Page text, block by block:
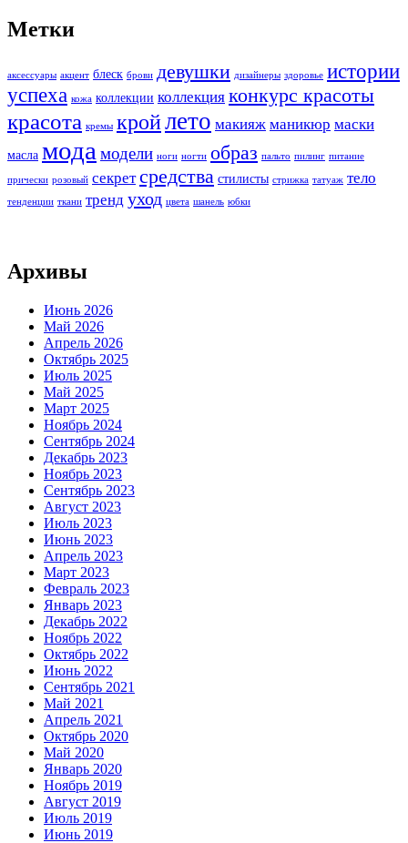
Метки
аксессуары акцент блеск брови девушки дизайнеры здоровье истории
успеха кожа коллекции коллекция конкурс красоты
красота кремы кройлето макияж маникюр маски
масла мода модели ноги ногти образ пальто пилинг питание
прически розовый секрет средства стилисты стрижка татуаж тело
тенденции ткани тренд уход цвета шанель юбки
Архивы
Июнь 2026
Май 2026
Апрель 2026
Октябрь 2025
Июль 2025
Май 2025
Март 2025
Ноябрь 2024
Сентябрь 2024
Декабрь 2023
Ноябрь 2023
Сентябрь 2023
Август 2023
Июль 2023
Июнь 2023
Апрель 2023
Март 2023
Февраль 2023
Январь 2023
Декабрь 2022
Ноябрь 2022
Октябрь 2022
Июнь 2022
Сентябрь 2021
Май 2021
Апрель 2021
Октябрь 2020
Май 2020
Январь 2020
Ноябрь 2019
Август 2019
Июль 2019
Июнь 2019